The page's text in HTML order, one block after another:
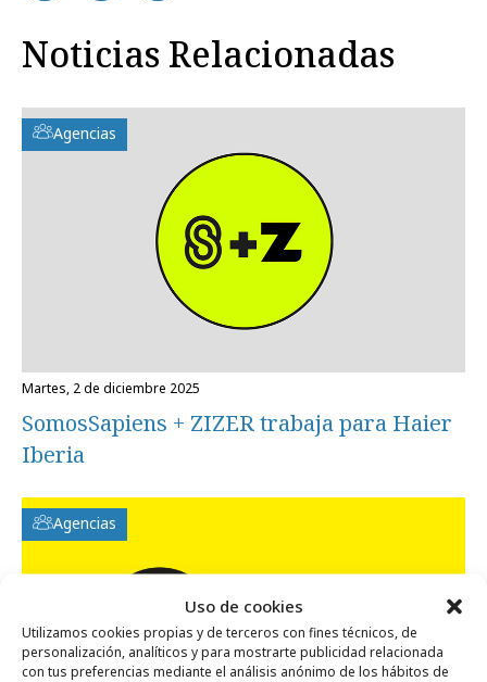
Uso de cookies
Utilizamos cookies propias y de terceros con fines técnicos, de
personalización, analíticos y para mostrarte publicidad relacionada
con tus preferencias mediante el análisis anónimo de los hábitos de
Noticias Relacionadas
Agencias
martes, 2 de diciembre 2025
SomosSapiens + ZIZER trabaja para Haier
Iberia
Agencias